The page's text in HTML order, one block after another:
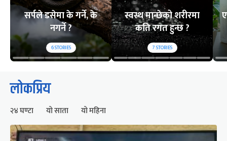
सर्पले डसेमा के गर्ने, के
नगर्ने ?
6STORIES
स्वस्थ मान्छेको शरीरमा
कति रगत हुन्छ ?
7STORIES
लोकप्रिय
२४ घण्टा यो साता यो महिना